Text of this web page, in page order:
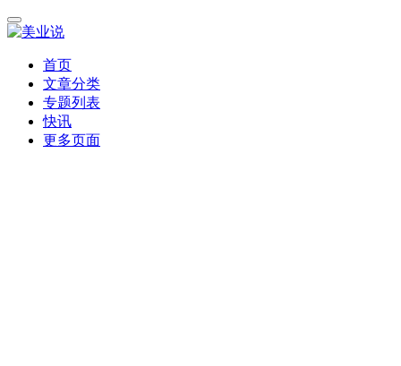
首页
文章分类
专题列表
快讯
更多页面